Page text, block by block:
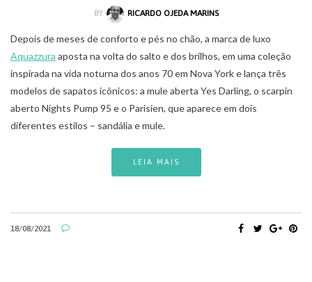
BY RICARDO OJEDA MARINS
Depois de meses de conforto e pés no chão, a marca de luxo
Aquazzura aposta na volta do salto e dos brilhos, em uma coleção
inspirada na vida noturna dos anos 70 em Nova York e lança três
modelos de sapatos icônicos: a mule aberta Yes Darling, o scarpin
aberto Nights Pump 95 e o Parisien, que aparece em dois
diferentes estilos – sandália e mule.
LEIA MAIS
18/08/2021